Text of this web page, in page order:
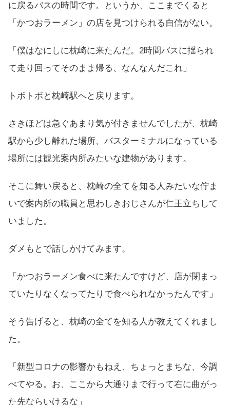
に戻るバスの時間です。というか、ここまでくると
「かつおラーメン」の店を見つけられる自信がない。
「僕はなにしに枕崎に来たんだ。2時間バスに揺られ
て走り回ってそのまま帰る、なんなんだこれ」
トボトボと枕崎駅へと戻ります。
さきほどは急ぐあまり気が付きませんでしたが、枕崎
駅から少し離れた場所、バスターミナルになっている
場所には観光案内所みたいな建物があります。
そこに舞い戻ると、枕崎の全てを知る人みたいな佇ま
いで案内所の職員と思わしきおじさんが仁王立ちして
いました。
ダメもとで話しかけてみます。
「かつおラーメン食べに来たんですけど、店が閉まっ
ていたりなくなってたりで食べられなかったんです」
そう告げると、枕崎の全てを知る人が教えてくれまし
た。
「新型コロナの影響かもねえ、ちょっとまちな、今調
べてやる。お、ここから大通りまで行って右に曲がっ
た先ならいけるな」